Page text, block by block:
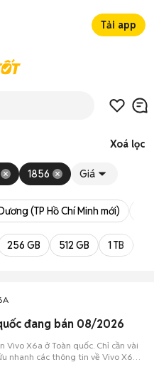
Tải app
Xoá lọc
1856 Giá
(TP Hồ Chí Minh mới)
256 GB 512 GB 1 TB
đang bán 08/2026
X6a ở Toàn quốc. Chỉ cần vài
nhanh các thông tin về Vivo X6a